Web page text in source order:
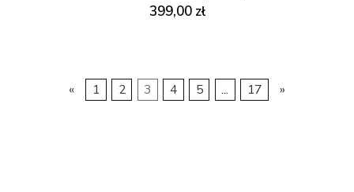
399,00 zł
« 1 2 3 4 5 ... 17 »